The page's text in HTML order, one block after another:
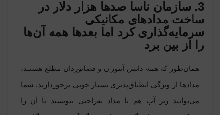
3. سازمان ناسا صدها هزار دلار در
ساخت مدادهای مکانیکی
سرمایه‌گذاری کرد اما بعدها همه آن‌ها
را از بین برد
همان‌طور که همه دانش آموزان و فضانوردان مطلع هستند،
مدادها از ویژگی انطباق‌پذیری بسیار خوبی برخوردارند. شما
می‌توانید زیر آب هم با مداد به‌راحتی بنویسید یا آن را